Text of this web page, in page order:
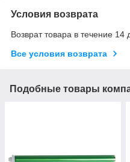
Условия возврата
Возврат товара в течение 14
Все условия возврата
Подобные товары